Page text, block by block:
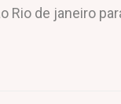
Rio de janeiro